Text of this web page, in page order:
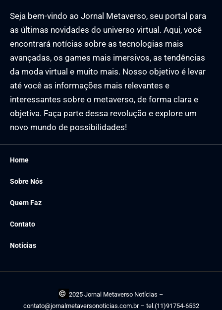
Seja bem-vindo ao Jornal Metaverso, seu portal para
as últimas novidades do universo virtual. Aqui, você
encontrará notícias sobre as tecnologias mais
avançadas, os games mais imersivos, as tendências
da moda virtual e muito mais. Nosso objetivo é levar
até você as informações mais relevantes e
interessantes sobre o metaverso, de forma clara e
objetiva. Faça parte dessa revolução e explore um
novo mundo de possibilidades!
Home
Sobre Nós
Quem Faz
Contato
Notícias
© 2025 Jornal Metaverso Notícias –
contato@jornalmetaversonoticias.com.br– tel.(11)91754-6532